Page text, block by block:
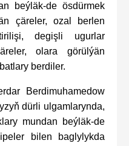
beýläk­-de ösdürmek
çä­reler, ozal berlen
degişli ugurlar
olara görülýän
berdile­r.
Berd­imuhamedow
dürl­i ulgamlarynda,
mu­ndan beýläk-de
bilen baglylykda